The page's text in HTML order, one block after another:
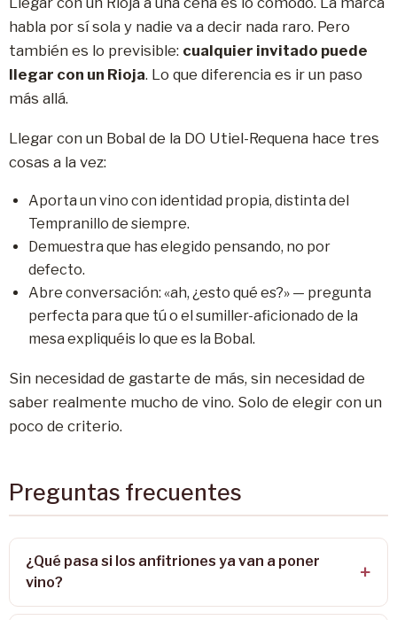
habla por sí sola y nadie va a decir nada raro. Pero
también es lo previsible: cualquier invitado puede
llegar con un Rioja. Lo que diferencia es ir un paso
más allá.
Llegar con un Bobal de la DO Utiel-Requena hace tres
cosas a la vez:
Aporta un vino con identidad propia, distinta del
Tempranillo de siempre.
Demuestra que has elegido pensando, no por
defecto.
Abre conversación: «ah, ¿esto qué es?» — pregunta
perfecta para que tú o el sumiller-aficionado de la
mesa expliquéis lo que es la Bobal.
Sin necesidad de gastarte de más, sin necesidad de
saber realmente mucho de vino. Solo de elegir con un
poco de criterio.
Preguntas frecuentes
¿Qué pasa si los anfitriones ya van a poner
vino?